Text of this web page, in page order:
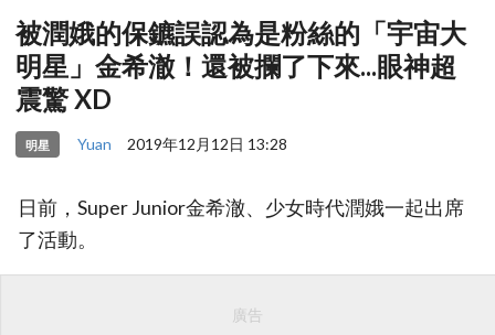
被潤娥的保鑣誤認為是粉絲的「宇宙大
明星」金希澈！還被攔了下來...眼神超
震驚 XD
明星 Yuan 2019年12月12日 13:28
日前，Super Junior金希澈、少女時代潤娥一起出席
了活動。
廣告